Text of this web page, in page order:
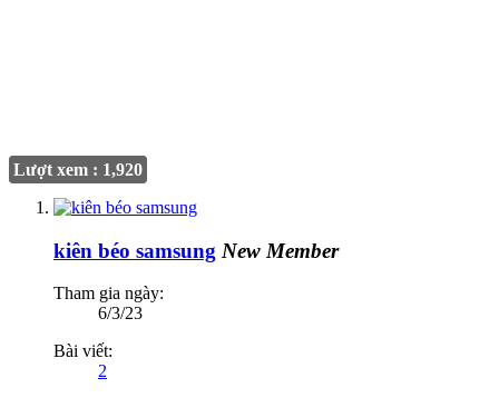
Lượt xem : 1,920
kiên béo samsung New Member
Tham gia ngày:
6/3/23
Bài viết:
2